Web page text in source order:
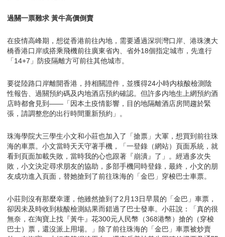
過關一票難求 黃牛高價倒賣
在疫情高峰期，想從香港前往內地，需要通過深圳灣口岸、港珠澳大
橋香港口岸或搭乘飛機前往廣東省內、省外18個指定城市，先進行
「14+7」防疫隔離方可前往其他城市。
要從陸路口岸離開香港，持相關證件，並獲得24小時内核酸檢測陰
性報告、過關預約碼及内地酒店預約確認。但許多内地生上網預約酒
店時都會見到——「因本土疫情影響，目的地隔離酒店房間趨於緊
張，請調整您的出行時間重新預約」。
珠海學院大三學生小文和小莊也加入了「搶票」大軍，想買到前往珠
海的車票。小文當時天天守著手機，「一登錄（網站）頁面系統，就
看到頁面加載失敗，當時我的心也跟著『崩潰』了」。經過多次失
敗，小文決定尋求朋友的協助，多部手機同時登錄，最終，小文的朋
友成功進入頁面，替她搶到了前往珠海的「金巴」穿梭巴士車票。
小莊則沒有那麼幸運，他雖然搶到了2月13日早晨的「金巴」車票，
卻因未及時收到核酸檢測結果而錯過了巴士發車。小莊說：「真的很
無奈，在淘寶上找『黃牛』花300元人民幣（368港幣）搶的（穿梭
巴士）票，還沒派上用場。」除了前往珠海的「金巴」車票被炒賣